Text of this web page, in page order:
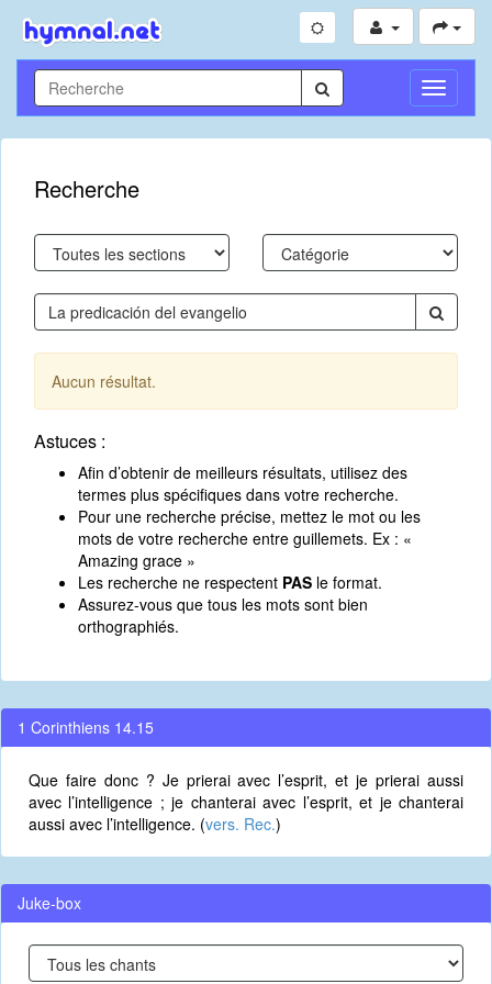
Toggle
Recherche
Aucun résultat.
Astuces :
Afin d’obtenir de meilleurs résultats, utilisez des
termes plus spécifiques dans votre recherche.
Pour une recherche précise, mettez le mot ou les
mots de votre recherche entre guillemets. Ex : «
Amazing grace »
Les recherche ne respectent PAS le format.
Assurez-vous que tous les mots sont bien
orthographiés.
1 Corinthiens 14.15
Que faire donc ? Je prierai avec l’esprit, et je prierai aussi
avec l’intelligence ; je chanterai avec l’esprit, et je chanterai
aussi avec l’intelligence. (vers. Rec.)
Juke-box